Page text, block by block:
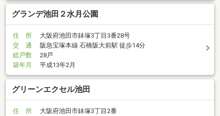
グランデ池田２水月公園
住 所
大阪府池田市鉢塚3丁目3番28号
交 通
阪急宝塚本線 石橋阪大前駅 徒歩14分
総戸数
28戸
築年月
平成13年2月
グリーンエクセル池田
住 所
大阪府池田市鉢塚3丁目2番